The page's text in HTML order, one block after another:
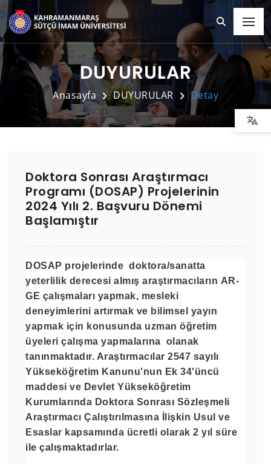
DUYURULAR
Anasayfa DUYURULAR Detay
Doktora Sonrası Araştırmacı
Programı (DOSAP) Projelerinin
2024 Yılı 2. Başvuru Dönemi
Başlamıştır
DOSAP projelerinde doktora/sanatta
yeterlilik derecesi almış araştırmacıların AR-
GE çalışmaları yapmak, mesleki
deneyimlerini artırmak ve bilimsel yayın
yapmak için konusunda uzman öğretim
üyeleri çalışma yapmalarına olanak
tanınmaktadır. Araştırmacılar 2547 sayılı
Yükseköğretim Kanunu'nun Ek 34'üncü
maddesi ve Devlet Yükseköğretim
Kurumlarında Doktora Sonrası Sözleşmeli
Araştırmacı Çalıştırılmasına İlişkin Usul ve
Esaslar kapsamında ücretli olarak 2 yıl süre
ile çalışmaktadırlar.